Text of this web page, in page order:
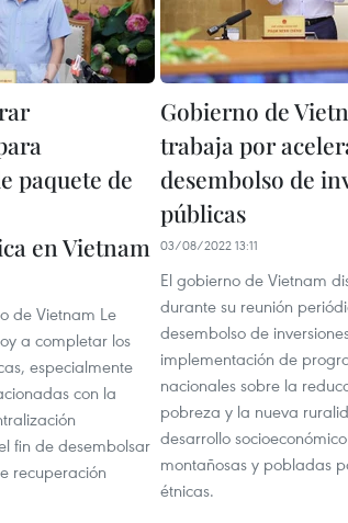
paquete de
en Vietnam
de Vietnam Le
a completar los
especialmente
con la
fin de desembolsar
recuperación
Gobierno de
trabaja por
desembolso de
públicas
03/08/2022 13:11
El gobierno de Vietnam
durante su reunión
desembolso de
implementación de
nacionales sobre la
pobreza y la nueva
desarrollo
montañosas y pobladas
étnicas.